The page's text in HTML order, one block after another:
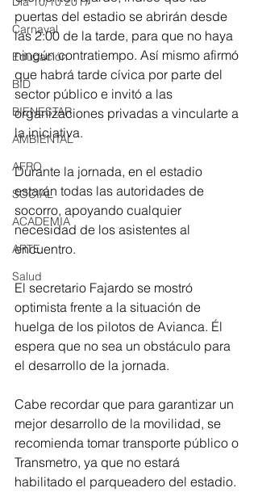
Carnaval
Educación
BID
BIENESTAR
AMBIENTAL
AFRO
SOCIAL
ACADEMIA
ARTE
Salud
puertas del estadio se abrirán desde
las 2:00 de la tarde, para que no haya
ningún contratiempo. Así mismo afirmó
que habrá tarde cívica por parte del
sector público e invitó a las
organizaciones privadas a vincularte a
la iniciativa.
Durante la jornada, en el estadio
estarán todas las autoridades de
socorro, apoyando cualquier
necesidad de los asistentes al
encuentro.
El secretario Fajardo se mostró
optimista frente a la situación de
huelga de los pilotos de Avianca. Él
espera que no sea un obstáculo para
el desarrollo de la jornada.
Cabe recordar que para garantizar un
mejor desarrollo de la movilidad, se
recomienda tomar transporte público o
Transmetro, ya que no estará
habilitado el parqueadero del estadio.